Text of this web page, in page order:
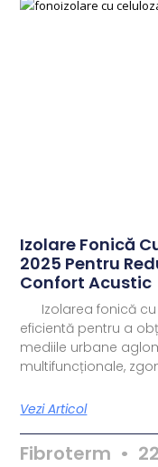
Izolare Fonică
2025 Pentru
Confort Acustic
Izolarea fonică cu
eficientă pentru a
mediile urbane
multifuncționale,
Vezi Articol
Fibroterm